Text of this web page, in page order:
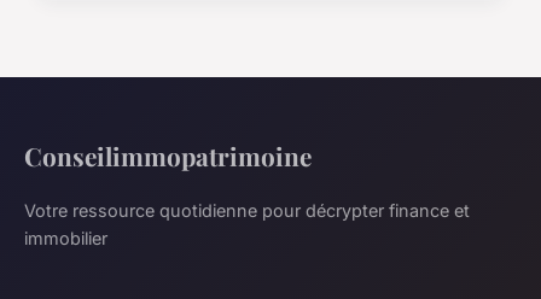
Conseilimmopatrimoine
Votre ressource quotidienne pour décrypter finance et
immobilier